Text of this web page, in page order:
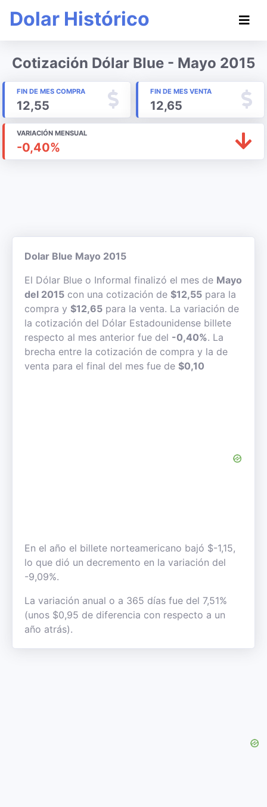
Dolar Histórico
Cotización Dólar Blue - Mayo 2015
FIN DE MES COMPRA
12,55
FIN DE MES VENTA
12,65
VARIACIÓN MENSUAL
-0,40%
Dolar Blue Mayo 2015
El Dólar Blue o Informal finalizó el mes de Mayo
del 2015 con una cotización de $12,55 para la
compra y $12,65 para la venta. La variación de
la cotización del Dólar Estadounidense billete
respecto al mes anterior fue del -0,40%. La
brecha entre la cotización de compra y la de
venta para el final del mes fue de $0,10
En el año el billete norteamericano bajó $-1,15,
lo que dió un decremento en la variación del
-9,09%.
La variación anual o a 365 días fue del 7,51%
(unos $0,95 de diferencia con respecto a un
año atrás).